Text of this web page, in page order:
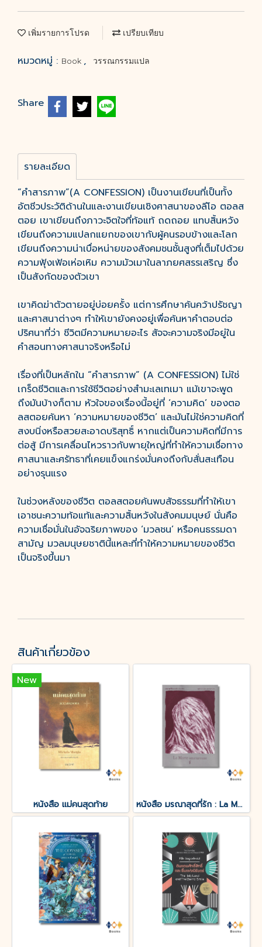
เพิ่มรายการโปรด เปรียบเทียบ
หมวดหมู่ : Book , วรรณกรรมแปล
Share
รายละเอียด
“คำสารภาพ”(A CONFESSION) เป็นงานเขียนที่เป็นทั้ง
อัตชีวประวัติด้านในและงานเขียนเชิงศาสนาของลีโอ ตอลส
ตอย เขาเขียนถึงภาวะจิตใจที่ท้อแท้ ถดถอย แทบสิ้นหวัง
เขียนถึงความแปลกแยกของเขากับผู้คนรอบข้างและโลก
เขียนถึงความน่าเบื่อหน่ายของสังคมชนชั้นสูงที่เต็มไปด้วย
ความฟุ้งเฟ้อเห่อเหิม ความมัวเมาในลาภยศสรรเสริญ ซึ่ง
เป็นสังกัดของตัวเขา
เขาคิดฆ่าตัวตายอยู่บ่อยครั้ง แต่การศึกษาค้นคว้าปรัชญา
และศาสนาต่างๆ ทำให้เขายังคงอยู่เพื่อค้นหาคำตอบต่อ
ปริศนาที่ว่า ชีวิตมีความหมายอะไร สัจจะความจริงมีอยู่ใน
คำสอนทางศาสนาจริงหรือไม่
เรื่องที่เป็นหลักใน “คำสารภาพ” (A CONFESSION) ไม่ใช่
เกร็ดชีวิตและการใช้ชีวิตอย่างสำมะเลเทเมา แม้เขาจะพูด
ถึงมันบ้างก็ตาม หัวใจของเรื่องนี้อยู่ที่ ‘ความคิด’ ของตอ
ลสตอยค้นหา ‘ความหมายของชีวิต’ และมันไม่ใช่ความคิดที่
สงบนิ่งหรือสวยสะอาดบริสุทธิ์ หากแต่เป็นความคิดที่มีการ
ต่อสู้ มีการเคลื่อนไหวราวกับพายุใหญ่ที่ทำให้ความเชื่อทาง
ศาสนาและศรัทธาที่เคยแข็งแกร่งมั่นคงถึงกับสั่นสะเทือน
อย่างรุนแรง
ในช่วงหลังของชีวิต ตอลสตอยค้นพบสัจธรรมที่ทำให้เขา
เอาชนะความท้อแท้และความสิ้นหวังในสังคมมนุษย์ นั่นคือ
ความเชื่อมั่นในอัจฉริยภาพของ ‘มวลชน’ หรือคนธรรมดา
สามัญ มวลมนุษยชาตินี้แหละที่ทำให้ความหมายของชีวิต
เป็นจริงขึ้นมา
สินค้าเกี่ยวข้อง
New
หนังสือ แม่คนสุดท้าย หนังสือ มรณาสุดที่รัก : La Morte amoureuse